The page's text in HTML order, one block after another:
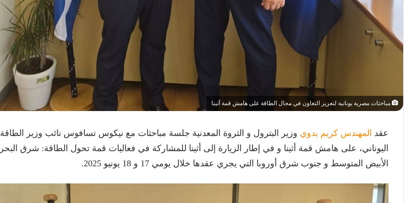
مباحثات مصرية يونانية لتعزيز التعاون في مجال الطاقة على هامش قمة أثينا
عقد المهندس كريم بدوي وزير البترول و الثروة المعدنية جلسة مباحثات مع نيكوس تسافوس نائب وزير الطاقة
اليوناني، على هامش قمة أثينا و في إطار الزيارة إلى أثينا للمشاركة في فعاليات قمة تحول الطاقة: شرق البحر
الأبيض المتوسط و جنوب شرق أوروبا التي يجري عقدها خلال يومي 17 و 18 يونيو 2025.